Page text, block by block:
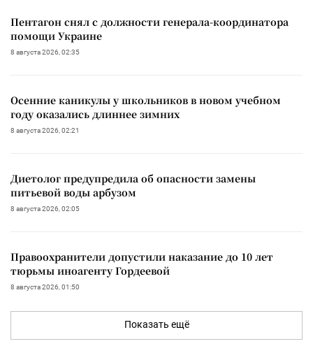
Пентагон снял с должности генерала-координатора
помощи Украине
8 августа 2026, 02:35
Осенние каникулы у школьников в новом учебном
году оказались длиннее зимних
8 августа 2026, 02:21
Диетолог предупредила об опасности замены
питьевой воды арбузом
8 августа 2026, 02:05
Правоохранители допустили наказание до 10 лет
тюрьмы иноагенту Гордеевой
8 августа 2026, 01:50
Показать ещё